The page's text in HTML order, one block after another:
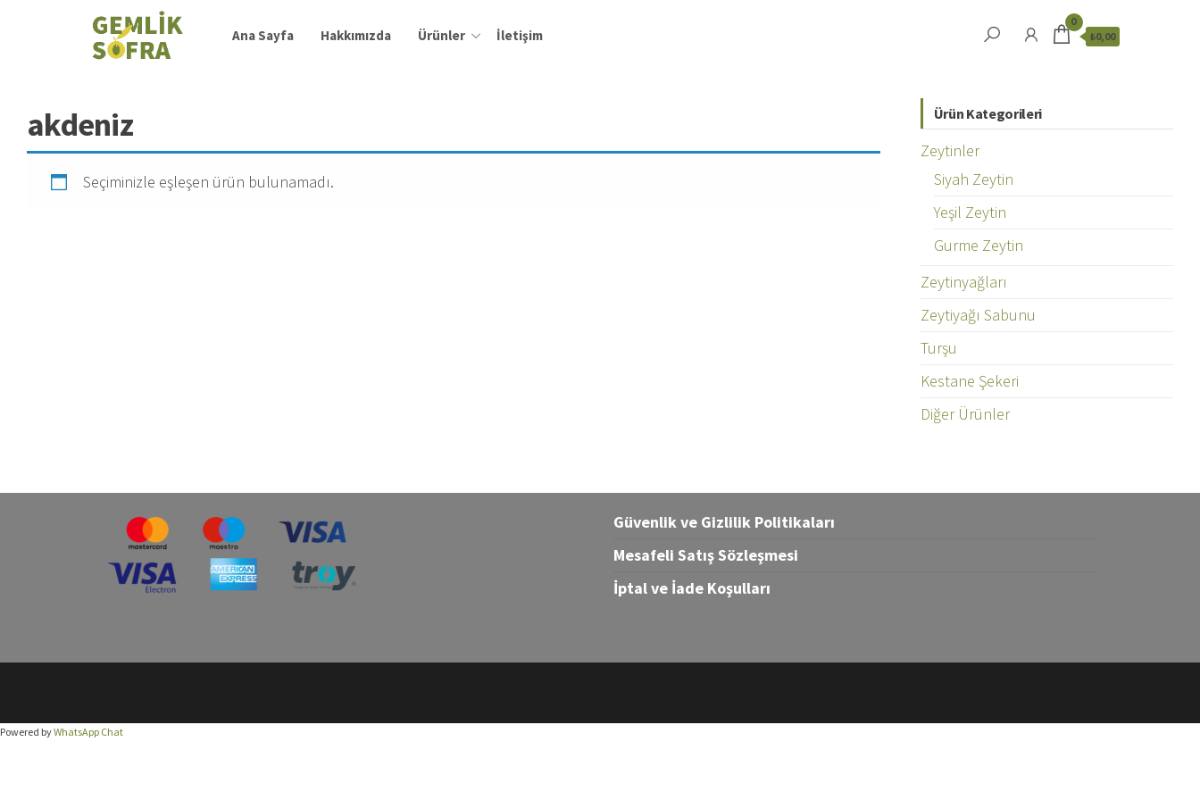
contenuto
0
₺0,00
Ana Sayfa Hakkımızda Ürünler İletişim
akdeniz
Seçiminizle eşleşen ürün bulunamadı.
Ürün Kategorileri
Zeytinler
Siyah Zeytin
Yeşil Zeytin
Gurme Zeytin
Zeytinyağları
Zeytiyağı Sabunu
Turşu
Kestane Şekeri
Diğer Ürünler
Güvenlik ve Gizlilik Politikaları
Mesafeli Satış Sözleşmesi
İptal ve İade Koşulları
Powered byWhatsApp Chat